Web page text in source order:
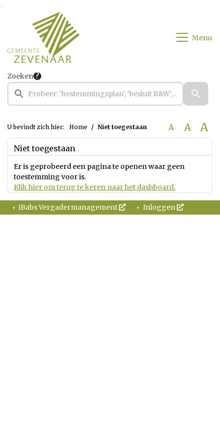
Ga naar de inhoud van deze pagina
Menu
Zoeken
U bevindt zich hier: Home Niet toegestaan A A A
Niet toegestaan
Er is geprobeerd een pagina te openen waar geen
toestemming voor is.
Klik hier om terug te keren naar het dashboard.
iBabs Vergadermanagement Inloggen